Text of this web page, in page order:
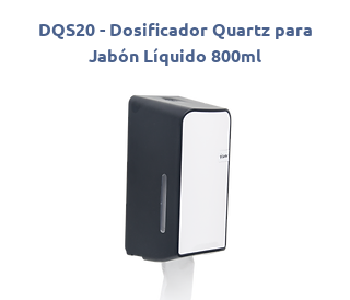
DQS20 - Dosificador Quartz para
Jabón Líquido 800ml